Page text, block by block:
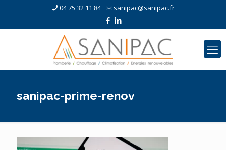
04 75 32 11 84 sanipac@sanipac.fr
sanipac-prime-renov